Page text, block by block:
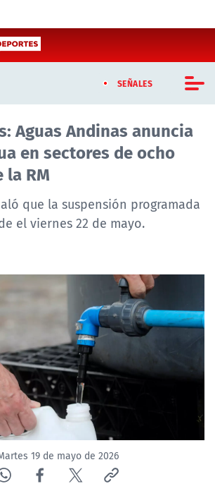
SEÑALES
CHILE
TRANSPARENCIA
Aguas Andinas anuncia
en sectores de ocho
la RM
que la suspensión programada
el viernes 22 de mayo.
19 de mayo de 2026